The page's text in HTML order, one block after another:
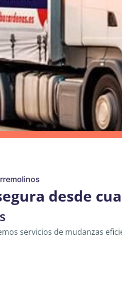
desde
servicios de mudanzas